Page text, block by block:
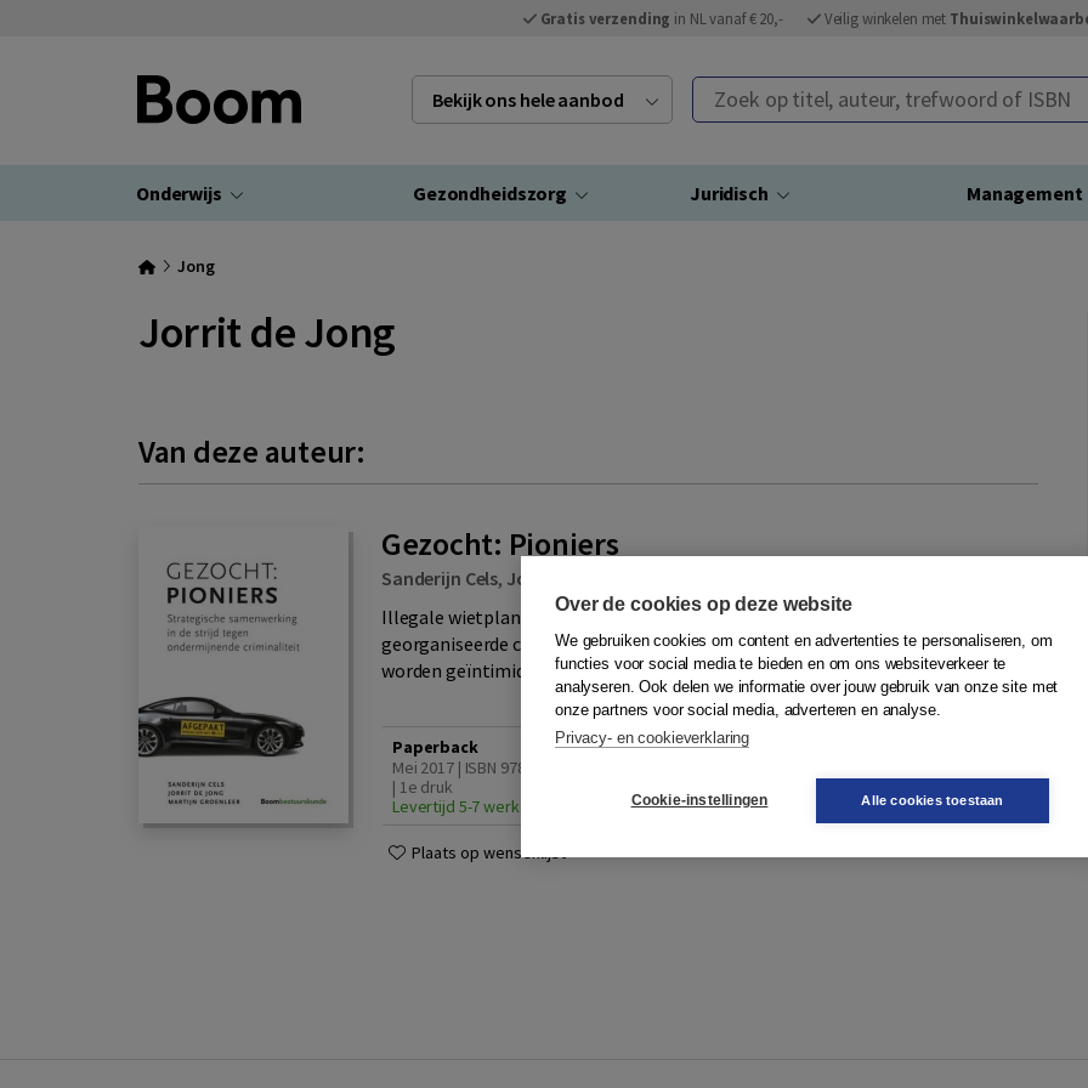
Gratis verzending in NL vanaf € 20,- Veilig winkelen met
Bekijk ons hele aanbod Zoek op titel, auteur, trefwoord of ISBN
Onderwijs Gezondheidszorg Juridisch Management
Jong
Jorrit de Jong
Van deze auteur:
Gezocht: Pioniers
Sanderijn Cels, Jorrit de Jong
Illegale wietplantages, mensenhandel, XTC-labs, grootschalige fraude – de
georganiseerde criminaliteit grijpt om zich heen in Nederland. Bestuurders
worden geïntimideerd, ondernemers worden medepli... Meer
Paperback
Mei 2017 | ISBN 9789462367524
| 1e druk
Levertijd 5-7 werkdagen
In winkelwagen
Plaats op wensenlijst
Over de cookies op deze website
We gebruiken cookies om content en advertenties te personaliseren, om
functies voor social media te bieden en om ons websiteverkeer te
analyseren. Ook delen we informatie over jouw gebruik van onze site met
onze partners voor social media, adverteren en analyse.
Privacy- en cookieverklaring
Cookie-instellingen Alle cookies toestaan